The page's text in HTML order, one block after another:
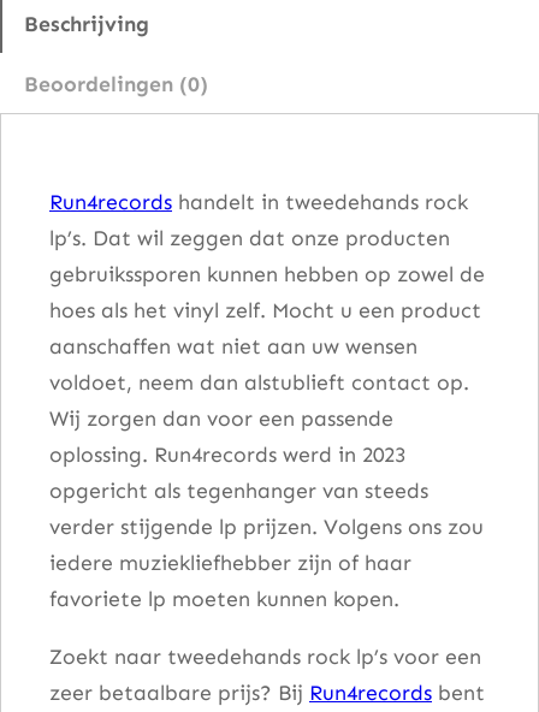
e
Beschrijving
Beoordelingen (0)
Run4records handelt in tweedehands rock
lp’s. Dat wil zeggen dat onze producten
gebruikssporen kunnen hebben op zowel de
hoes als het vinyl zelf. Mocht u een product
aanschaffen wat niet aan uw wensen
voldoet, neem dan alstublieft contact op.
Wij zorgen dan voor een passende
oplossing. Run4records werd in 2023
opgericht als tegenhanger van steeds
verder stijgende lp prijzen. Volgens ons zou
iedere muziekliefhebber zijn of haar
favoriete lp moeten kunnen kopen.
Zoekt naar tweedehands rock lp’s voor een
zeer betaalbare prijs? Bij Run4records bent